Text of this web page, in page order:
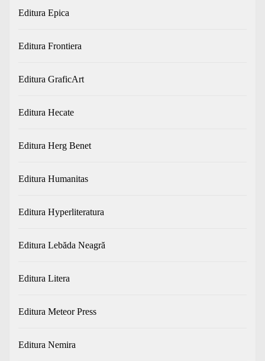
Editura Epica
Editura Frontiera
Editura GraficArt
Editura Hecate
Editura Herg Benet
Editura Humanitas
Editura Hyperliteratura
Editura Lebăda Neagră
Editura Litera
Editura Meteor Press
Editura Nemira